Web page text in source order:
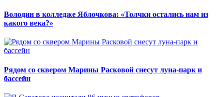
Володин в колледже Яблочкова: «Толчки остались нам из
какого века?»
Рядом со сквером Марины Расковой снесут луна-парк и
бассейн